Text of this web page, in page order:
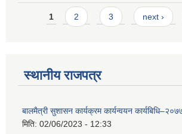
Pages
1 2 3 next ›
स्थानीय राजपत्र
बालमैत्री सुशासन कार्यक्रम कार्यन्वयन
मिति: 02/06/2023 - 12:33